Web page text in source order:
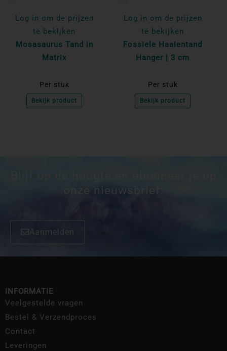
Log in om de prijzen
te bekijken
Mosasaurus Tand in
Matrix
Per stuk
Bekijk product
Log in om de prijzen
te bekijken
Fossiele Haaientand
Hanger | 3 cm
Per stuk
Bekijk product
onze nieuwsbrief:
Aanmelden
INFORMATIE
Veelgestelde vragen
Bestel & Verzendproces
Contact
Leveringen